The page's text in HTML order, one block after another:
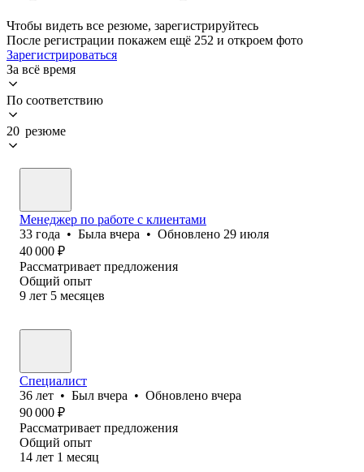
Чтобы видеть все резюме, зарегистрируйтесь
После регистрации покажем ещё 252 и откроем фото
Зарегистрироваться
За всё время
По соответствию
20 резюме
Менеджер по работе с клиентами
33 года • Была вчера • Обновлено 29 июля
40 000 ₽
Рассматривает предложения
Общий опыт
9 лет 5 месяцев
Специалист
36 лет • Был вчера • Обновлено вчера
90 000 ₽
Рассматривает предложения
Общий опыт
14 лет 1 месяц